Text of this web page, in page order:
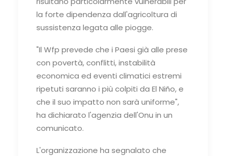
la forte dipendenza dall'agricoltura di
sussistenza legata alle piogge.
"Il Wfp prevede che i Paesi già alle prese
con povertà, conflitti, instabilità
economica ed eventi climatici estremi
ripetuti saranno i più colpiti da El Niño, e
che il suo impatto non sarà uniforme",
ha dichiarato l'agenzia dell'Onu in un
comunicato.
L'organizzazione ha segnalato che